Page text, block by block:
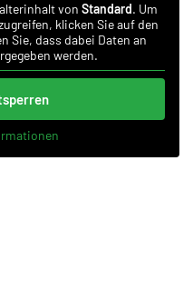
von Standard. Um
klicken Sie auf den
Sie, dass dabei Daten an
werden.